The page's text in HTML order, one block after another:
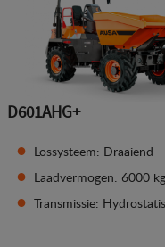
D601AHG+
Lossysteem: Draaiend
Laadvermogen: 6000 kg
Transmissie: